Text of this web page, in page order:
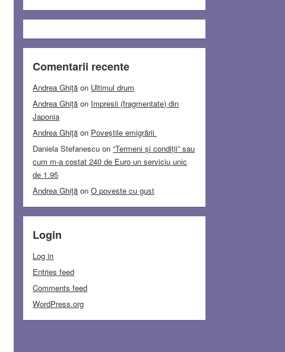
Comentarii recente
Andrea Ghiţă on Ultimul drum
Andrea Ghiţă on Impresii (fragmentate) din
Japonia
Andrea Ghiţă on Poveștile emigrării
Daniela Stefanescu on“Termeni și condiții” sau
cum m-a costat 240 de Euro un serviciu unic
de 1.95
Andrea Ghiţă onO poveste cu gust
Login
Log in
Entries feed
Comments feed
WordPress.org